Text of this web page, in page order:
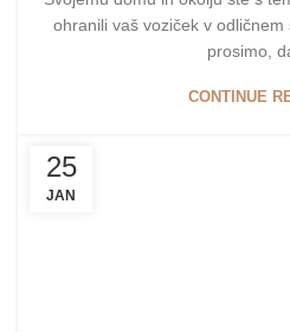
ohranili vaš voziček v
prosimo,
CONTINUE
25
JAN